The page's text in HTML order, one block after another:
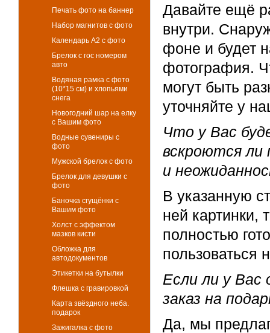
Печать фото на баннер
Набор магнитов с фото
Календарь А2 с фото
Брелок с гос номером
авто
Водяная рамка с фото
(10*15 см) и хлопьями
снега
Новогодний шар на елку
с Вашим фото
Водные сувениры с
фото
Мужской брелок с фото
Брелок для девушки с
фото
Баночка сгущёнки с
Вашим фото
Холст с эффектом
мазков кисти
Обложка для
автодокументов
Этикетки на бутылки
Флешка с гравировкой
Карта звёздного неба.
подарок
Зажигалка с фото
Давайте ещё
внутри.
фоне и будет
фотография.
могут быть
уточняйте у
Что у Вас
вскроются ли
и
В указанную
ней картинки,
полностью
пользоваться
Если ли у Вас
заказ на
Да, мы